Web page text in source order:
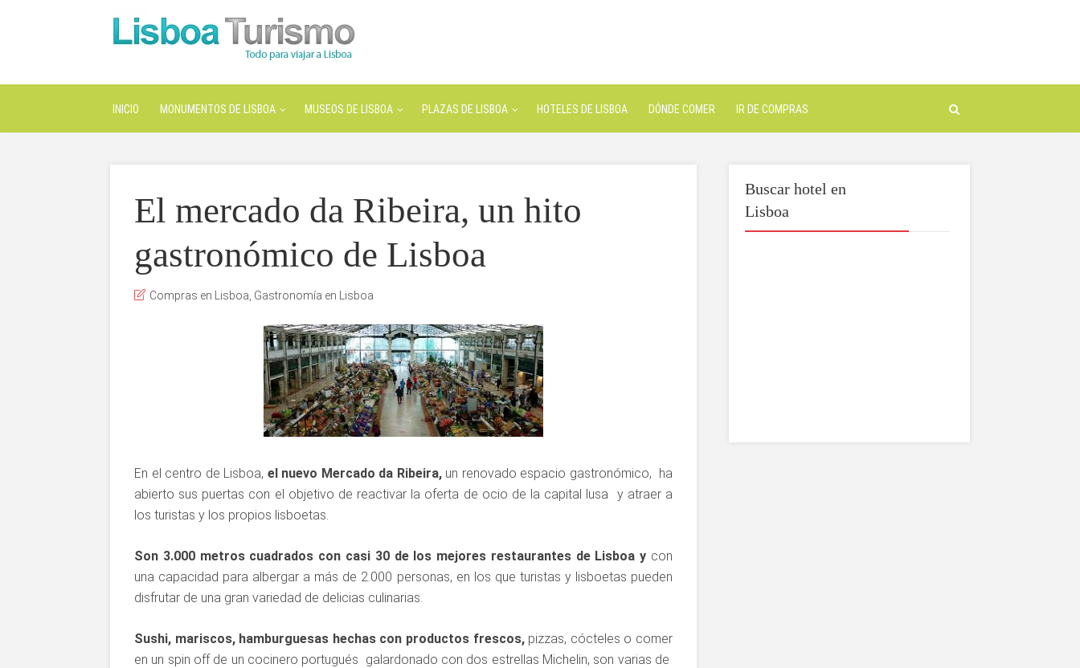
INICIO MONUMENTOS DE LISBOA MUSEOS DE LISBOA PLAZAS DE LISBOA HOTELES DE LISBOA DÓNDE COMER IR DE COMPRAS
El mercado da Ribeira, un hito
gastronómico de Lisboa
Compras en Lisboa Gastronomía en Lisboa
En el centro de Lisboa, el nuevo Mercado da Ribeira,un renovado espacio gastronómico, ha
abierto sus puertas con el objetivo de reactivar la oferta de ocio de la capital lusa y atraer a
los turistas y los propios lisboetas.
Son 3.000 metros cuadrados con casi 30 de los mejores restaurantes de Lisboa y con
una capacidad para albergar a más de 2.000 personas, en los que turistas y lisboetas pueden
disfrutar de una gran variedad de delicias culinarias.
Sushi, mariscos, hamburguesas hechas con productos frescos,pizzas, cócteles o comer
en un spin off de un cocinero portugués galardonado con dos estrellas Michelin, son varias de
Buscar hotel en
Lisboa